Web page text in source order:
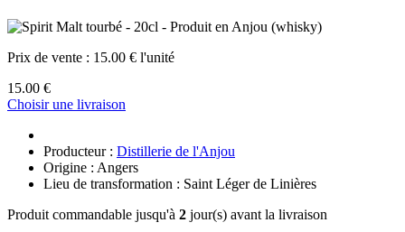
Prix de vente : 15.00 € l'unité
15.00 €
Choisir une livraison
Producteur : Distillerie de l'Anjou
Origine : Angers
Lieu de transformation : Saint Léger de Linières
Produit commandable jusqu'à 2 jour(s) avant la livraison